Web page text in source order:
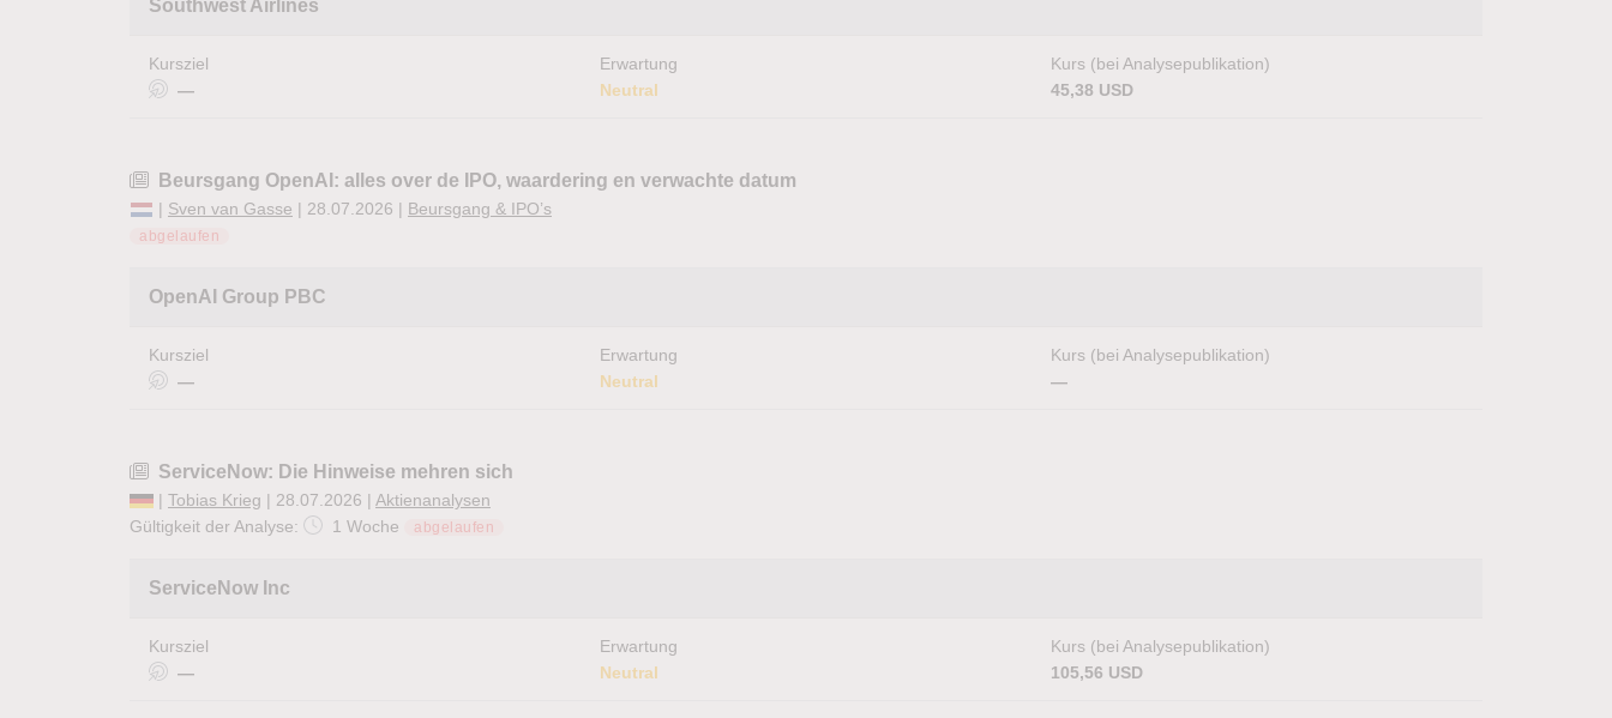
Southwest Airlines
Kursziel
—
Erwartung
Neutral
Kurs (bei Analysepublikation)
45,38 USD
Beursgang OpenAI: alles over de IPO, waardering en verwachte datum
| Sven van Gasse | 28.07.2026 | Beursgang & IPO’s
abgelaufen
OpenAI Group PBC
Kursziel
—
Erwartung
Neutral
Kurs (bei Analysepublikation)
—
ServiceNow: Die Hinweise mehren sich
| Tobias Krieg | 28.07.2026 | Aktienanalysen
Gültigkeit der Analyse:
1 Woche abgelaufen
ServiceNow Inc
Kursziel
—
Erwartung
Neutral
Kurs (bei Analysepublikation)
105,56 USD